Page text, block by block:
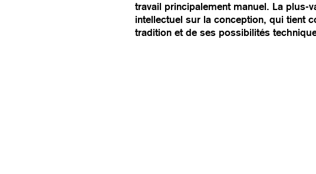
travail principalement manuel. La plus-
intellectuel sur la conception, qui tient
tradition et de ses possibilités